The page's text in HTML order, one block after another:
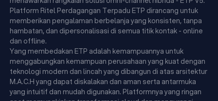
Platform Ritel Perdagangan Terpadu ETP dirancang untuk
memberikan pengalaman berbelanja yang konsisten, tanpa
hambatan, dan dipersonalisasi di semua titik kontak - online
dan offline.
Yang membedakan ETP adalah kemampuannya untuk
menggabungkan kemampuan perusahaan yang kuat dengan
teknologi modern dan lincah yang dibangun di atas arsitektur
M.A.C.H yang dapat diskalakan dan aman serta antarmuka
yang intuitif dan mudah digunakan. Platformnya yang ringan